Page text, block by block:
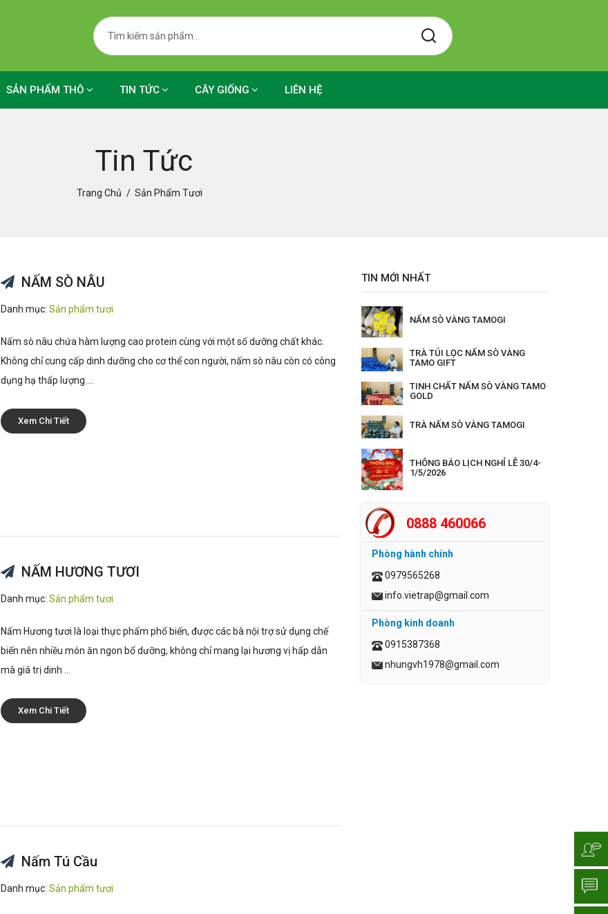
SẢN PHẨM THÔ TIN TỨC CÂY GIỐNG LIÊN HỆ
Tin Tức
Trang Chủ Sản Phẩm Tươi
NẤM SÒ NÂU
Danh mục: Sản phẩm tươi
Nấm sò nâu chứa hàm lượng cao protein cùng với một số dưỡng chất khác.
Không chỉ cung cấp dinh dưỡng cho cơ thể con người, nấm sò nâu còn có công
dụng hạ thấp lượng ...
Xem Chi Tiết
NẤM HƯƠNG TƯƠI
Danh mục: Sản phẩm tươi
Nấm Hương tươi là loại thực phẩm phổ biến, được các bà nội trợ sử dụng chế
biến nên nhiều món ăn ngon bổ dưỡng, không chỉ mang lại hương vị hấp dẫn
mà giá trị dinh ...
Xem Chi Tiết
Nấm Tú Cầu
Danh mục: Sản phẩm tươi
TIN MỚI NHẤT
NẤM SÒ VÀNG TAMOGI
TRÀ TÚI LỌC NẤM SÒ VÀNG
TAMO GIFT
TINH CHẤT NẤM SÒ VÀNG TAMO
GOLD
TRÀ NẤM SÒ VÀNG TAMOGI
THÔNG BÁO LỊCH NGHỈ LỄ 30/4-
1/5/2026
0888 460066
Phòng hành chính
0979565268
info.vietrap@gmail.com
Phòng kinh doanh
0915387368
nhungvh1978@gmail.com